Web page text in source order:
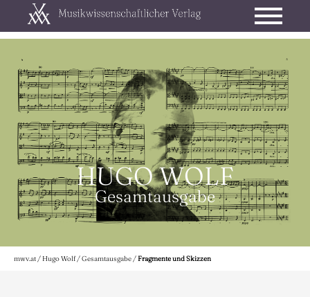
HUGO WOLF
Gesamtausgabe
mwv.at /Hugo Wolf/Gesamtausgabe /Fragmente und Skizzen